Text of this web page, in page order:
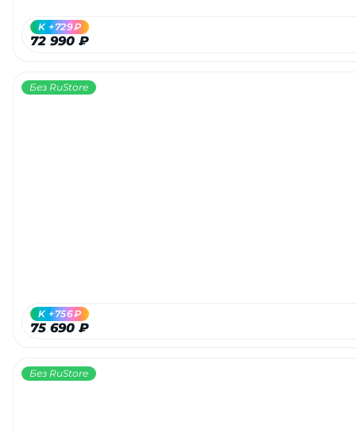
72 990 ₽
K +729₽
Без RuStore
75 690 ₽
K +756₽
Без RuStore